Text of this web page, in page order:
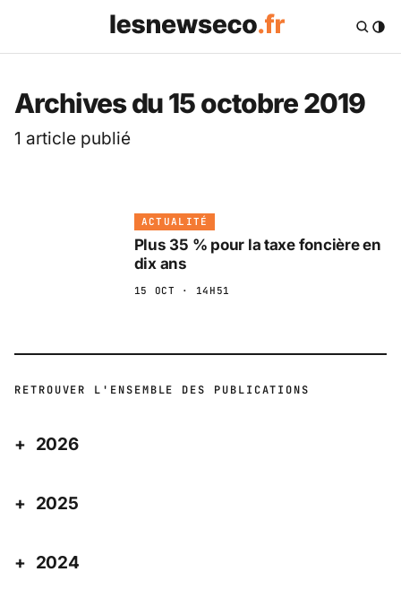
Les News Eco .fr —
Archives du 15 octobre 2019
1 article publié
ACTUALITÉ
Plus 35 % pour la taxe foncière en
dix ans
15 OCT · 14H51
RETROUVER L'ENSEMBLE DES PUBLICATIONS
2026
2025
2024